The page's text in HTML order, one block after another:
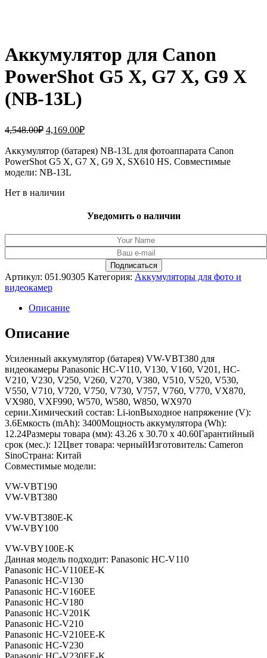
Аккумулятор для Canon
PowerShot G5 X, G7 X, G9 X
(NB-13L)
4,548.00₽ Первоначальная
составляла
4,548.00₽.
4,169.00₽Текущая
4,169.00₽.
Аккумулятор (батарея) NB-13L для фотоаппарата Canon
PowerShot G5 X, G7 X, G9 X, SX610 HS. Совместимые
модели: NB-13L
Нет в наличии
Уведомить о наличии
Артикул: 051.90305 Категория: Аккумуляторы для фото и
видеокамер
Описание
Описание
Усиленный аккумулятор (батарея) VW-VBT380 для
видеокамеры Panasonic HC-V110, V130, V160, V201, HC-
V210, V230, V250, V260, V270, V380, V510, V520, V530,
V550, V710, V720, V750, V730, V757, V760, V770, VX870,
VX980, VXF990, W570, W580, W850, WX970
серии.Химический состав: Li-ionВыходное напряжение (V):
3.6Емкость (mAh): 3400Мощность аккумулятора (Wh):
12.24Размеры товара (мм): 43.26 x 30.70 x 40.60Гарантийный
срок (мес.): 12Цвет товара: черныйИзготовитель: Cameron
SinoСтрана: Китай
Совместимые модели:
VW-VBT190
VW-VBT380
VW-VBT380E-K
VW-VBY100
VW-VBY100E-K
Данная модель подходит: Panasonic HC-V110
Panasonic HC-V110EE-K
Panasonic HC-V130
Panasonic HC-V160EE
Panasonic HC-V180
Panasonic HC-V201K
Panasonic HC-V210
Panasonic HC-V210EE-K
Panasonic HC-V230